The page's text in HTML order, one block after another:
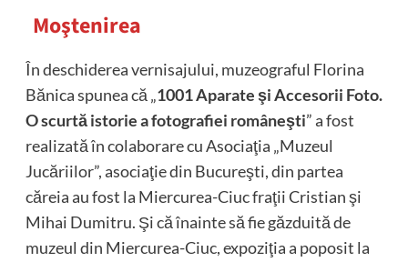
Moştenirea
În deschiderea vernisajului, muzeograful Florina
Bănica spunea că „1001 Aparate şi Accesorii Foto.
O scurtă istorie a fotografiei româneşti” a fost
realizată în colaborare cu Asociaţia „Muzeul
Jucăriilor”, asociaţie din Bucureşti, din partea
căreia au fost la Miercurea-Ciuc fraţii Cristian şi
Mihai Dumitru. Şi că înainte să fie găzduită de
muzeul din Miercurea-Ciuc, expoziţia a poposit la